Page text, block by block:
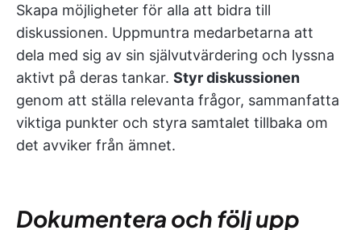
Skapa möjligheter för alla att bidra till
diskussionen. Uppmuntra medarbetarna att
dela med sig av sin självutvärdering och lyssna
aktivt på deras tankar. Styr diskussionen
genom att ställa relevanta frågor, sammanfatta
viktiga punkter och styra samtalet tillbaka om
det avviker från ämnet.
Dokumentera och följ upp